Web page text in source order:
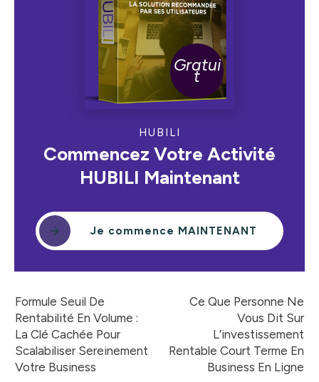
HUBILI
Commencez Votre Activité
HUBILI Maintenant
Je commence MAINTENANT
Gratui
t
Formule Seuil De
Rentabilité En Volume :
La Clé Cachée Pour
Scalabiliser Sereinement
Votre Business
Ce Que Personne Ne
Vous Dit Sur
L’investissement
Rentable Court Terme En
Business En Ligne